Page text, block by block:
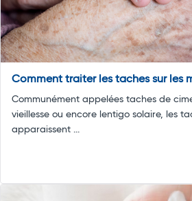
Comment traiter les taches sur les
Communément appelées taches de
vieillesse ou encore lentigo solaire, les
apparaissent ...